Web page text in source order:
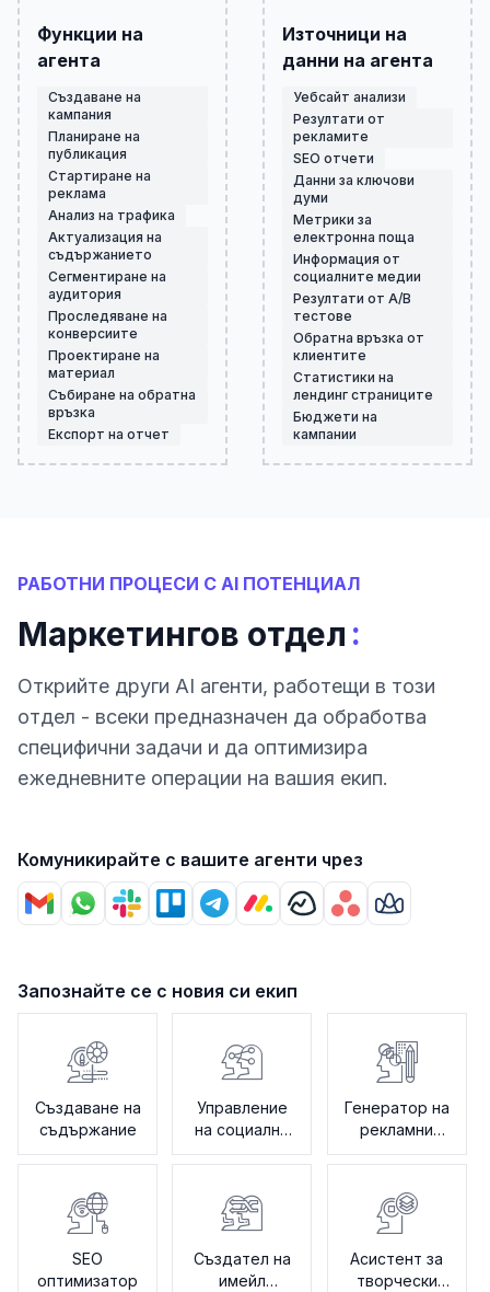
Функции на
агента
Създаване на
кампания
Планиране на
публикация
Стартиране на
реклама
Анализ на трафика
Актуализация на
съдържанието
Сегментиране на
аудитория
Проследяване на
конверсиите
Проектиране на
материал
Събиране на обратна
връзка
Експорт на отчет
Източници на
данни на агента
Уебсайт анализи
Резултати от
рекламите
SEO отчети
Данни за ключови
думи
Метрики за
електронна поща
Информация от
социалните медии
Резултати от A/B
тестове
Обратна връзка от
клиентите
Статистики на
лендинг страниците
Бюджети на
кампании
РАБОТНИ ПРОЦЕСИ С AI ПОТЕНЦИАЛ
Маркетингов отдел :
Открийте други AI агенти, работещи в този
отдел - всеки предназначен да обработва
специфични задачи и да оптимизира
ежедневните операции на вашия екип.
Комуникирайте с вашите агенти чрез
Запознайте се с новия си екип
Създаване на
съдържание
Управление
на социални
медии
Генератор на
рекламни
текстове
SEO
оптимизатор
Създател на
имейл
Асистент за
творчески